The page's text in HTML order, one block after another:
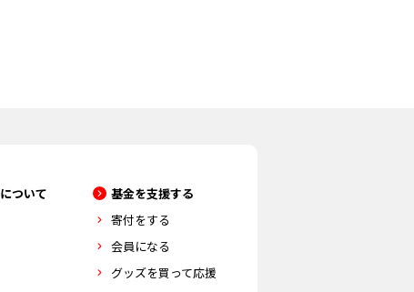
ついて
基金を支援する
寄付をする
会員になる
グッズを買って応援